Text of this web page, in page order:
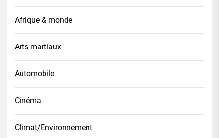
Afrique & monde
Arts martiaux
Automobile
Cinéma
Climat/Environnement